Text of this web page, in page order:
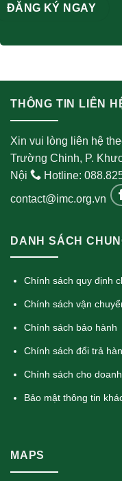
THÔNG TIN LIÊN
Xin vui lòng liên hệ
Trường Chinh, P.
Nội
Hotline:
contact@imc.org.vn
DANH SÁCH
Chính sách quy định
Chính sách vận
Chính sách bảo hành
Chính sách đổi trả
Chính sách cho
Bảo mật thông tin
MAPS